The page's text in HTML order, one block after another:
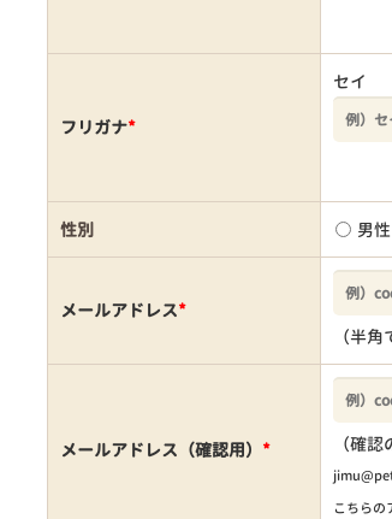
フリガナ*
セイ
性別 男性
メールアドレス*
（半
メールアドレス（確認用） * （確
こちらの